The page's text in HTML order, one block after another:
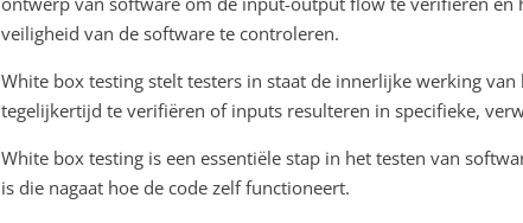
veiligheid van de software te controleren.
White box testing stelt testers in staat de innerlijke werking van
tegelijkertijd te verifiëren of inputs resulteren in specifieke,
White box testing is een essentiële stap in het testen van
is die nagaat hoe de code zelf functioneert.